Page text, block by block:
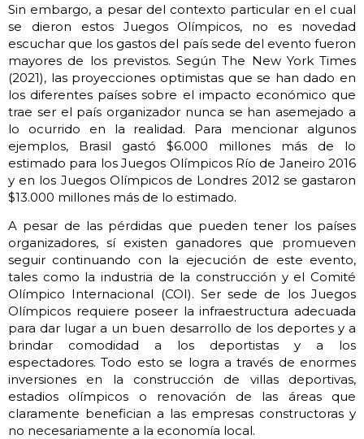
Sin embargo, a pesar del contexto particular en el cual
se dieron estos Juegos Olímpicos, no es novedad
escuchar que los gastos del país sede del evento fueron
mayores de los previstos. Según The New York Times
(2021), las proyecciones optimistas que se han dado en
los diferentes países sobre el impacto económico que
trae ser el país organizador nunca se han asemejado a
lo ocurrido en la realidad. Para mencionar algunos
ejemplos, Brasil gastó $6.000 millones más de lo
estimado para los Juegos Olímpicos Río de Janeiro 2016
y en los Juegos Olímpicos de Londres 2012 se gastaron
$13.000 millones más de lo estimado.
A pesar de las pérdidas que pueden tener los países
organizadores, sí existen ganadores que promueven
seguir continuando con la ejecución de este evento,
tales como la industria de la construcción y el Comité
Olímpico Internacional (COI). Ser sede de los Juegos
Olímpicos requiere poseer la infraestructura adecuada
para dar lugar a un buen desarrollo de los deportes y a
brindar comodidad a los deportistas y a los
espectadores. Todo esto se logra a través de enormes
inversiones en la construcción de villas deportivas,
estadios olímpicos o renovación de las áreas que
claramente benefician a las empresas constructoras y
no necesariamente a la economía local.